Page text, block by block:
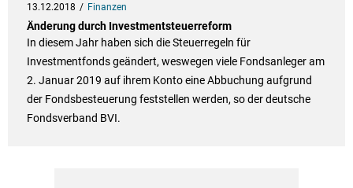
13.12.2018 Finanzen
Änderung durch Investmentsteuerreform
In diesem Jahr haben sich die Steuerregeln für
Investmentfonds geändert, weswegen viele Fondsanleger am
2. Januar 2019 auf ihrem Konto eine Abbuchung aufgrund
der Fondsbesteuerung feststellen werden, so der deutsche
Fondsverband BVI.